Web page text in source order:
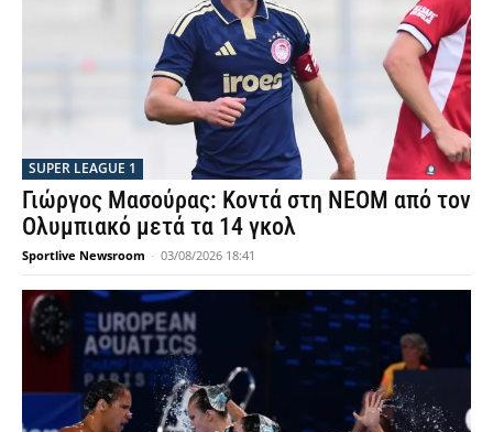
SUPER LEAGUE 1
Γιώργος Μασούρας: Κοντά στη NEOM από τον
Ολυμπιακό μετά τα 14 γκολ
Sportlive Newsroom - 03/08/2026 18:41